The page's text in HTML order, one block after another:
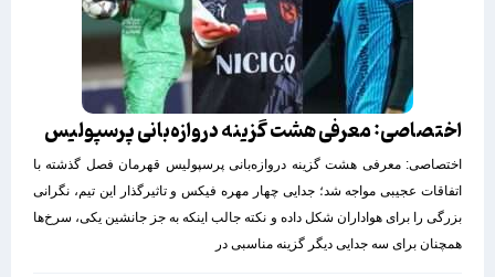
اختصاصی: معرفی هشت گزینه دروازه‌بانی پرسپولیس
اختصاصی: معرفی هشت گزینه دروازه‌بانی پرسپولیس قهرمان فصل گذشته با
اتفاقات عجیبی مواجه شد؛ جدایی چهار مهره فیکس و تاثیرگذار این تیم، نگرانی
بزرگی را برای هواداران شکل داده و نکته جالب اینکه به جز جانشین یکی، سرخ‌ها
همچنان برای سه جدایی دیگر گزینه مناسبی در